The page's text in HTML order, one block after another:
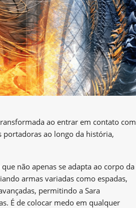
ao entrar em contato com
portadoras ao longo da história,
não apenas se adapta ao corpo da
armas variadas como espadas,
permitindo a Sara
É de colocar medo em qualquer